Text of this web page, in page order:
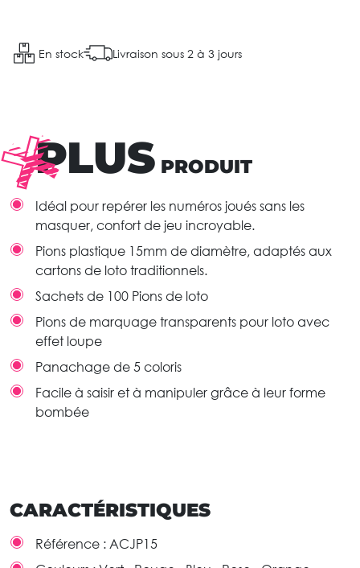
En stock Livraison sous 2 à 3 jours
PLUS PRODUIT
Idéal pour repérer les numéros joués sans les
masquer, confort de jeu incroyable.
Pions plastique 15mm de diamètre, adaptés aux
cartons de loto traditionnels.
Sachets de 100 Pions de loto
Pions de marquage transparents pour loto avec
effet loupe
Panachage de 5 coloris
Facile à saisir et à manipuler grâce à leur forme
bombée
CARACTÉRISTIQUES
Référence : ACJP15